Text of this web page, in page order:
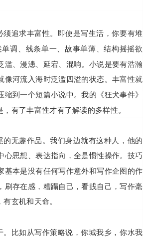
追求丰富性。即使是写生活，你要有堆
调、线条单一、故事单薄、结构摇摇欲
、漫漶、延宕、混响。小说是要有浩瀚
像河流入海时泛滥四溢的状态。丰富性就
到一个短篇小说中。我的《狂犬事件》
有了丰富性才有了解读的多样性。
无趣作品。我们身边就有这种人，他的
思想、表达指向，全是惯性操作。技巧
基本是没有任何写作意外和写作企图的作
存在感，糟蹋自己，看贱自己，写作毫
玄机和天命。
比如从写作策略说，你城我乡，你水我